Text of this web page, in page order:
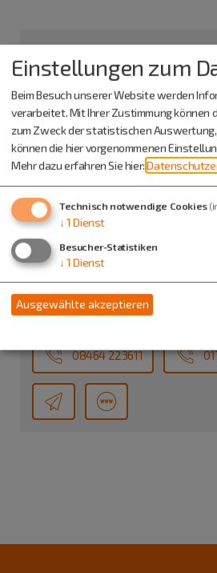
Kontakt
Kolpingfamilie Dietfurt
Herr Lukas Schöls
Blumenstraße 9
92345 Dietfurt
08464 223611
Einstellungen zum
Beim Besuch unserer Website werden
verarbeitet. Mit Ihrer Zustimmung können
zum Zweck der statistischen
können die hier vorgenommenen
Mehr dazu erfahren Sie hier:
Technisch notwendige Cookies
↓ 1 Dienst
Besucher-Statistiken
↓ 1 Dienst
Ausgewählte akzeptieren